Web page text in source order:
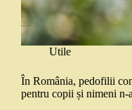
Utile
În România, pedofilii
pentru copii și nimeni n-